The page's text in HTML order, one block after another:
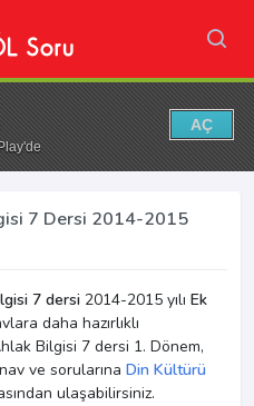
AÇ
7 Dersi 2014-2015
7 dersi 2014-2015 yılı Ek
daha hazırlıklı
Bilgisi 7 dersi 1. Dönem,
ve sorularına Din Kültürü
ulaşabilirsiniz.